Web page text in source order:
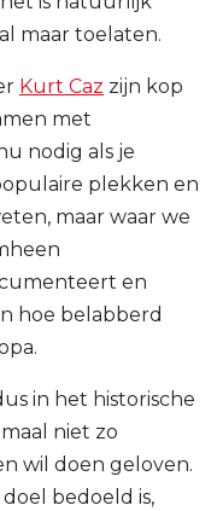
maar toelaten.
Kurt Caz zijn kop
met
nodig als je
plekken en
maar waar we
en
hoe belabberd
in het historische
niet zo
wil doen geloven.
bedoeld is,